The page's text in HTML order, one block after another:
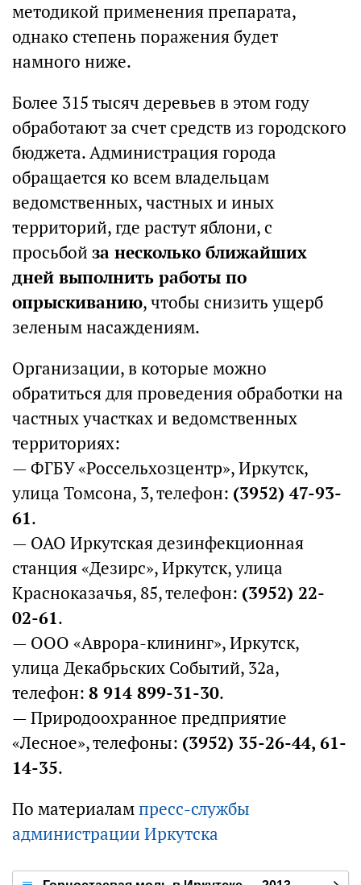
методикой применения препарата,
однако степень поражения будет
намного ниже.
Более 315 тысяч деревьев в этом году
обработают за счет средств из городского
бюджета. Администрация города
обращается ко всем владельцам
ведомственных, частных и иных
территорий, где растут яблони, с
просьбой за несколько ближайших
дней выполнить работы по
опрыскиванию, чтобы снизить ущерб
зеленым насаждениям.
Организации, в которые можно
обратиться для проведения обработки на
частных участках и ведомственных
территориях:
— ФГБУ «Россельхозцентр», Иркутск,
улица Томсона, 3, телефон: (3952) 47-93-
61.
— ОАО Иркутская дезинфекционная
станция «Дезирс», Иркутск, улица
Красноказачья, 85, телефон: (3952) 22-
02-61.
— ООО «Аврора-клининг», Иркутск,
улица Декабрьских Событий, 32а,
телефон: 8 914 899-31-30.
— Природоохранное предприятие
«Лесное», телефоны: (3952) 35-26-44, 61-
14-35.
По материалампресс-службы
администрации Иркутска